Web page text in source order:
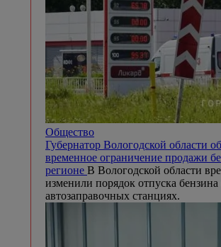
Общество
Губернатор Вологодской области
временное ограничение продажи
регионе В Вологодской области
изменили порядок отпуска бензина
автозаправочных станциях.